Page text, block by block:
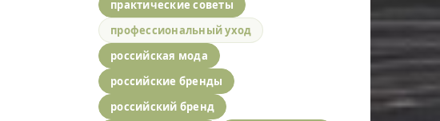
практические советы
профессиональный уход
российская мода
российские бренды
российский бренд